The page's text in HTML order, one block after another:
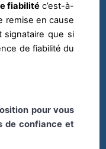
fiabilité c’est-à-
remise en cause
signataire que si
de fiabilité du
pour vous
de confiance et